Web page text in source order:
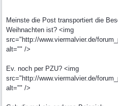
Meinste die Post transportiert die
Weihnachten ist? <img
src="http://www.viermalvier.de/
alt="" />
Ev. noch per PZU? <img
src="http://www.viermalvier.de/
alt="" />